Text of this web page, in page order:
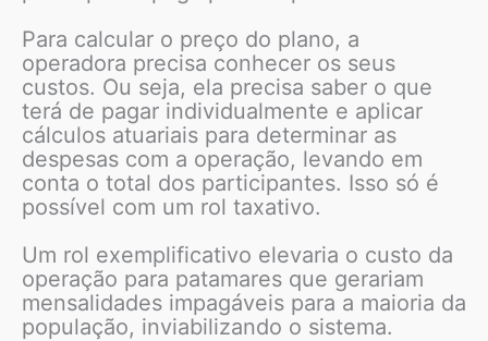
Para calcular o preço do plano, a
operadora precisa conhecer os seus
custos. Ou seja, ela precisa saber o que
terá de pagar individualmente e aplicar
cálculos atuariais para determinar as
despesas com a operação, levando em
conta o total dos participantes. Isso só é
possível com um rol taxativo.
Um rol exemplificativo elevaria o custo da
operação para patamares que gerariam
mensalidades impagáveis para a maioria da
população, inviabilizando o sistema.